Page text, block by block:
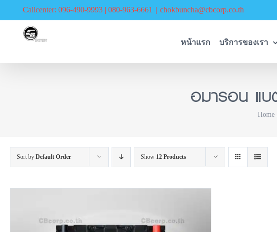
Callcenter: 096-490-9993 | 080-963-6661 | chokbuncha@cbcorp.co.th
หน้าแรก บริการของเรา
อมารอน แบ
Home
Sort by Default Order Show 12 Products